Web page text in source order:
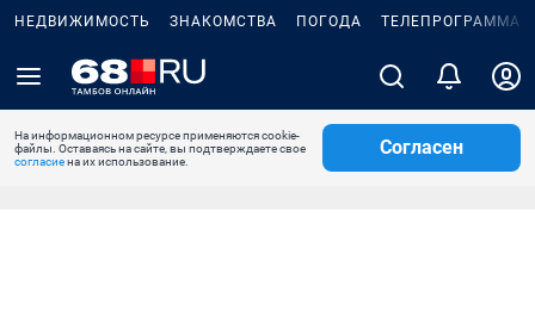
НЕДВИЖИМОСТЬ ЗНАКОМСТВА ПОГОДА ТЕЛЕПРОГРАММА
На информационном ресурсе применяются cookie-
файлы. Оставаясь на сайте, вы подтверждаете свое
согласиена их использование.
Согласен